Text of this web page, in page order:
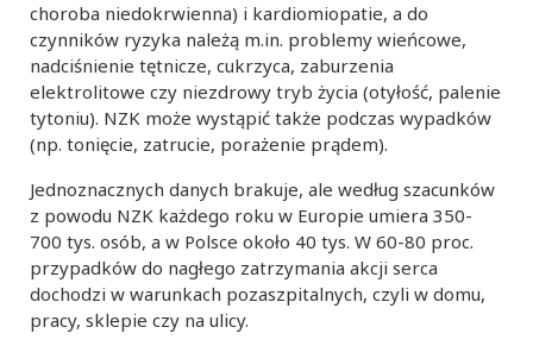
choroba niedokrwienna) i kardiomiopatie, a do
czynników ryzyka należą m.in. problemy wieńcowe,
nadciśnienie tętnicze, cukrzyca, zaburzenia
elektrolitowe czy niezdrowy tryb życia (otyłość, palenie
tytoniu). NZK może wystąpić także podczas wypadków
(np. tonięcie, zatrucie, porażenie prądem).
Jednoznacznych danych brakuje, ale według szacunków
z powodu NZK każdego roku w Europie umiera 350-
700 tys. osób, a w Polsce około 40 tys. W 60-80 proc.
przypadków do nagłego zatrzymania akcji serca
dochodzi w warunkach pozaszpitalnych, czyli w domu,
pracy, sklepie czy na ulicy.